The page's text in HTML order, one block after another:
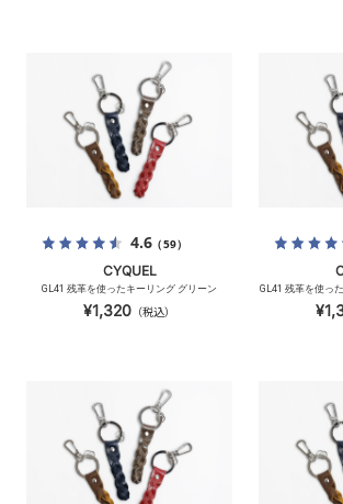
4.6（59）
CYQUEL
GL41 残革を使ったキーリング グリーン
¥1,320 （税込）
GL41 残革を使っ